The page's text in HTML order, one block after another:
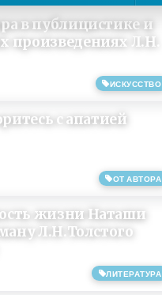
ИСКУССТВО
в публицистике и
произведениях Л.Н.
ОТ АВТОРА
с апатией
ЛИТЕРАТУРА
жизни Наташи
Л.Н.Толстого